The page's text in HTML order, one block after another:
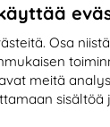
Osa
meitä
sisältöä